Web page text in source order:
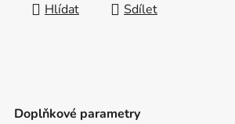
Hlídat Sdílet
Doplňkové parametry